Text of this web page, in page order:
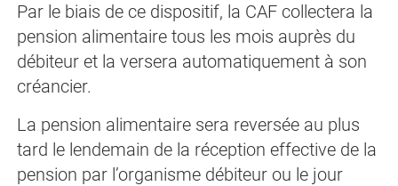
Par le biais de ce dispositif, la CAF collectera la
pension alimentaire tous les mois auprès du
débiteur et la versera automatiquement à son
créancier.
La pension alimentaire sera reversée au plus
tard le lendemain de la réception effective de la
pension par l’organisme débiteur ou le jour